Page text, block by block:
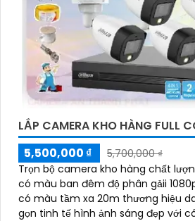
LẮP CAMERA KHO HÀNG FULL
5,500,000 ₫
5,700,000 ₫
Trọn bộ camera kho hàng chất
có màu ban đêm độ phân gảii
có màu tầm xa 20m thương hiệu
gọn tinh tế hình ảnh sáng đẹp với